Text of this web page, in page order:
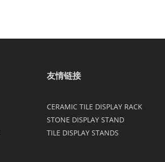
友情链接
CERAMIC TILE DISPLAY RACK
STONE DISPLAY STAND
TILE DISPLAY STANDS